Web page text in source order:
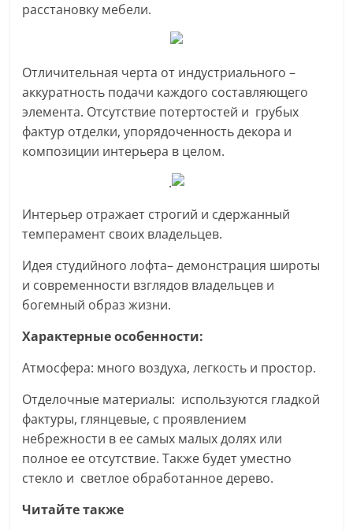
расстановку мебели.
Отличительная черта от индустриального –
аккуратность подачи каждого составляющего
элемента. Отсутствие потертостей и грубых
фактур отделки, упорядоченность декора и
композиции интерьера в целом.
.
Интерьер отражает строгий и сдержанный
темперамент своих владельцев.
Идея студийного лофта– демонстрация широты
и современности взглядов владельцев и
богемный образ жизни.
Характерные особенности:
Атмосфера: много воздуха, легкость и простор.
Отделочные материалы: используются гладкой
фактуры, глянцевые, с проявлением
небрежности в ее самых малых долях или
полное ее отсутствие. Также будет уместно
стекло и светлое обработанное дерево.
Читайте также